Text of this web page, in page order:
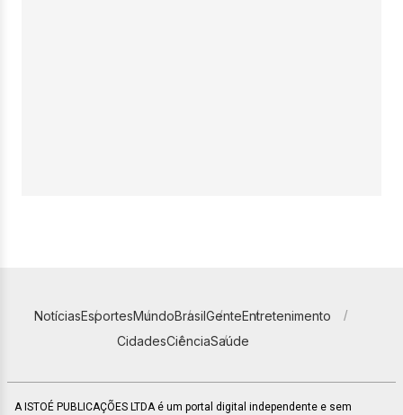
NotíciasEsportesMundoBrasilGenteEntretenimento
CidadesCiênciaSaúde
A ISTOÉ PUBLICAÇÕES LTDA é um portal digital independente e sem